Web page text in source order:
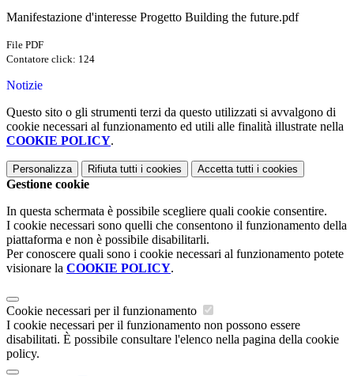
Manifestazione d'interesse Progetto Building the future.pdf
File PDF
Contatore click: 124
Notizie
Questo sito o gli strumenti terzi da questo utilizzati si avvalgono di
cookie necessari al funzionamento ed utili alle finalità illustrate nella
COOKIE POLICY.
Personalizza Rifiuta tutti i cookies Accetta tutti i cookies
Gestione cookie
In questa schermata è possibile scegliere quali cookie consentire.
I cookie necessari sono quelli che consentono il funzionamento della
piattaforma e non è possibile disabilitarli.
Per conoscere quali sono i cookie necessari al funzionamento potete
visionare la COOKIE POLICY.
Cookie necessari per il funzionamento
I cookie necessari per il funzionamento non possono essere
disabilitati. È possibile consultare l'elenco nella pagina della cookie
policy.